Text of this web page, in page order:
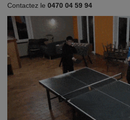
Contactez le 0470 04 59 94